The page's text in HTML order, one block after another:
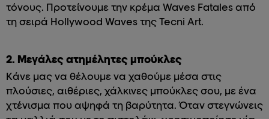
τόνους. Προτείνουμε την κρέμα Waves Fatales από
τη σειρά Hollywood Waves της Tecni Art.
2. Μεγάλες ατημέλητες μπούκλες
Κάνε μας να θέλουμε να χαθούμε μέσα στις
πλούσιες, αιθέριες, χάλκινες μπούκλες σου, με ένα
χτένισμα που αψηφά τη βαρύτητα. Όταν στεγνώνεις